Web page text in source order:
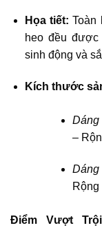
Họa tiết: Toàn
heo đều
sinh động và
Kích thước
Dáng
–
Dáng
Rộng
Điểm Vượt